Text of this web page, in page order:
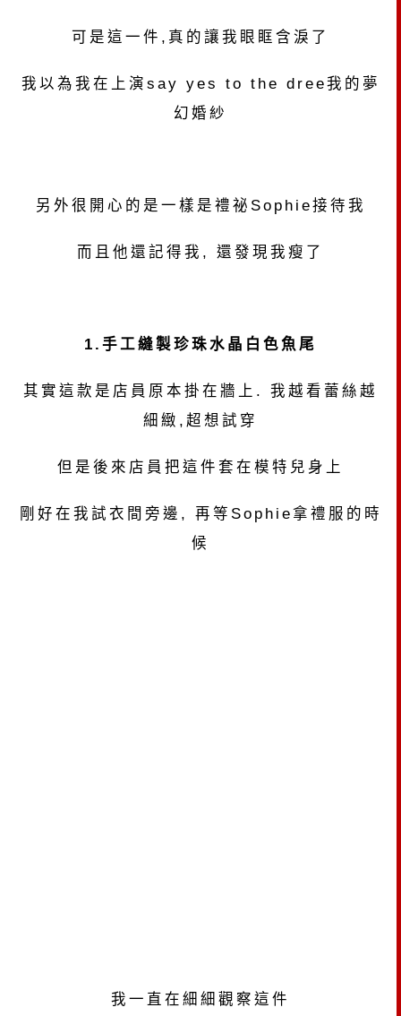
可是這一件,真的讓我眼眶含淚了
我以為我在上演say yes to the dree我的夢
幻婚紗
另外很開心的是一樣是禮祕Sophie接待我
而且他還記得我, 還發現我瘦了
1.手工縫製珍珠水晶白色魚尾
其實這款是店員原本掛在牆上. 我越看蕾絲越
細緻,超想試穿
但是後來店員把這件套在模特兒身上
剛好在我試衣間旁邊, 再等Sophie拿禮服的時
候
我一直在細細觀察這件